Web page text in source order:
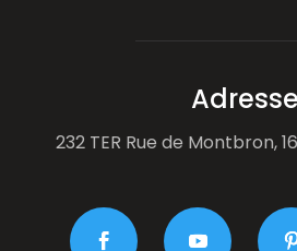
Adresse
232 TER Rue de Montbron,